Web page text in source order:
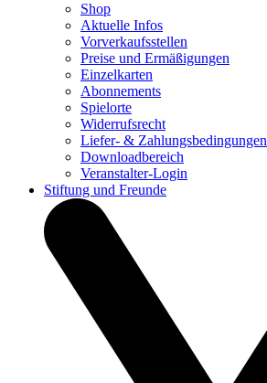
Shop
Aktuelle Infos
Vorverkaufsstellen
Preise und Ermäßigungen
Einzelkarten
Abonnements
Spielorte
Widerrufsrecht
Liefer- & Zahlungsbedingungen
Downloadbereich
Veranstalter-Login
Stiftung und Freunde